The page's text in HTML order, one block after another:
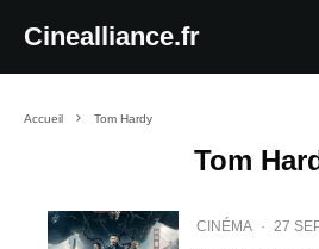
Cinealliance.fr
Accueil Tom Hardy
Tom
CINÉMA · 27